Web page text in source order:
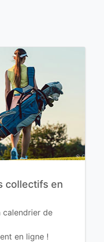
collectifs en
calendrier de
en ligne !